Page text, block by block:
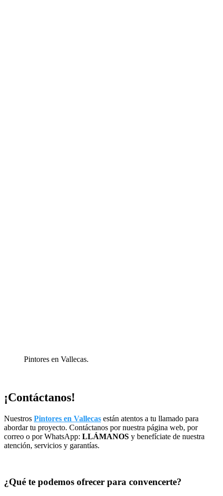
Pintores en Vallecas.
¡Contáctanos!
Nuestros Pintores en Vallecas están atentos a tu llamado para
abordar tu proyecto. Contáctanos por nuestra página web, por
correo o por WhatsApp: LLÁMANOS y benefíciate de nuestra
atención, servicios y garantías.
¿Qué te podemos ofrecer para convencerte?